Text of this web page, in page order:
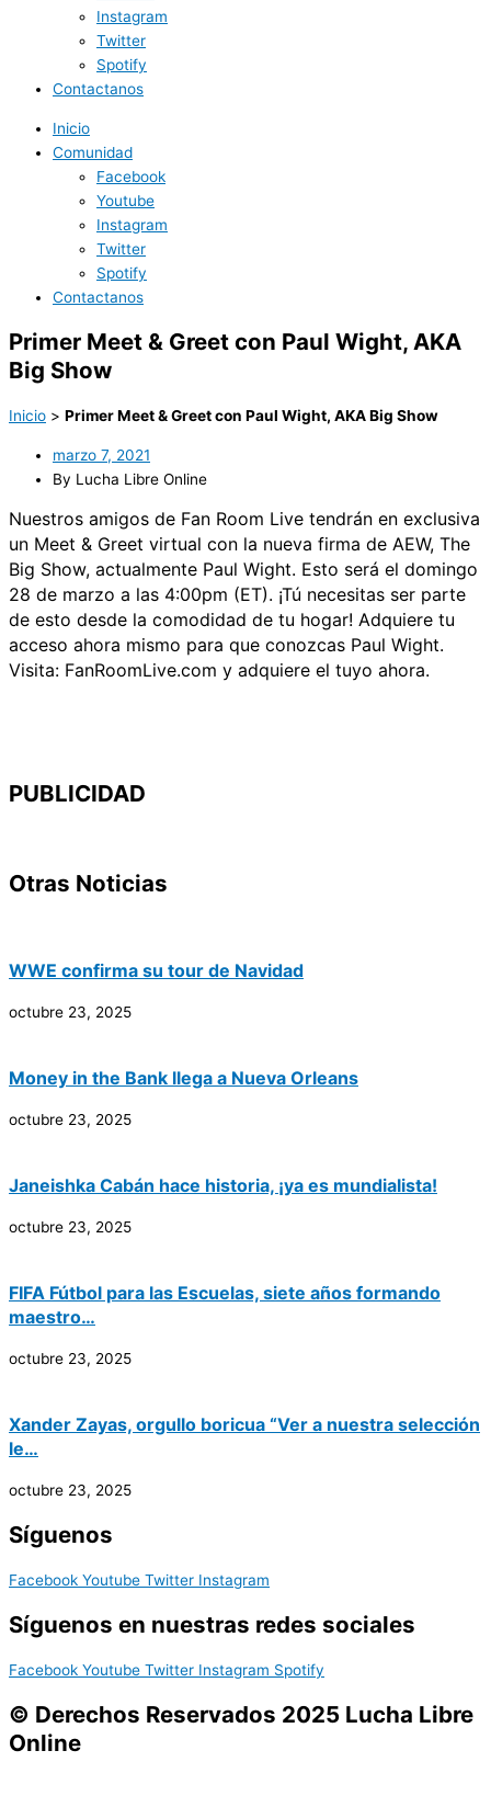
Instagram
Twitter
Spotify
Contactanos
Inicio
Comunidad
Facebook
Youtube
Instagram
Twitter
Spotify
Contactanos
Primer Meet & Greet con Paul Wight, AKA
Big Show
Inicio > Primer Meet & Greet con Paul Wight, AKA Big Show
marzo 7, 2021
By Lucha Libre Online
Nuestros amigos de Fan Room Live tendrán en exclusiva
un Meet & Greet virtual con la nueva firma de AEW, The
Big Show, actualmente Paul Wight. Esto será el domingo
28 de marzo a las 4:00pm (ET). ¡Tú necesitas ser parte
de esto desde la comodidad de tu hogar! Adquiere tu
acceso ahora mismo para que conozcas Paul Wight.
Visita: FanRoomLive.com y adquiere el tuyo ahora.
PUBLICIDAD
Otras Noticias
WWE confirma su tour de Navidad
octubre 23, 2025
Money in the Bank llega a Nueva Orleans
octubre 23, 2025
Janeishka Cabán hace historia, ¡ya es mundialista!
octubre 23, 2025
FIFA Fútbol para las Escuelas, siete años formando
maestro…
octubre 23, 2025
Xander Zayas, orgullo boricua “Ver a nuestra selección
le…
octubre 23, 2025
Síguenos
Facebook Youtube Twitter Instagram
Síguenos en nuestras redes sociales
Facebook Youtube Twitter Instagram Spotify
© Derechos Reservados 2025 Lucha Libre
Online